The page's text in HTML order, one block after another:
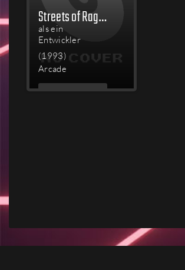
Streets of Rage 2
als ein
Entwickler
(1993)
Arcade
MEHR